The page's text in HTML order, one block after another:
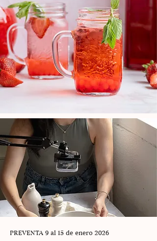
PREVENTA 9 al 15 de enero 2026